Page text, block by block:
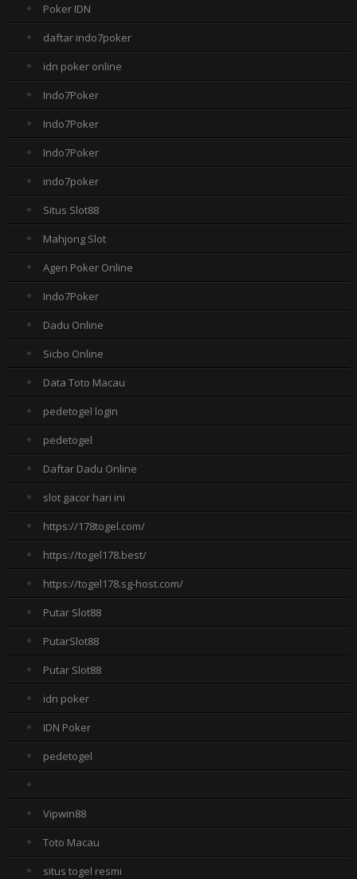
Poker IDN
daftar indo7poker
idn poker online
Indo7Poker
Indo7Poker
Indo7Poker
indo7poker
Situs Slot88
Mahjong Slot
Agen Poker Online
Indo7Poker
Dadu Online
Sicbo Online
Data Toto Macau
pedetogel login
pedetogel
Daftar Dadu Online
slot gacor hari ini
https://178togel.com/
https://togel178.best/
https://togel178.sg-host.com/
Putar Slot88
PutarSlot88
Putar Slot88
idn poker
IDN Poker
pedetogel
Vipwin88
Toto Macau
situs togel resmi